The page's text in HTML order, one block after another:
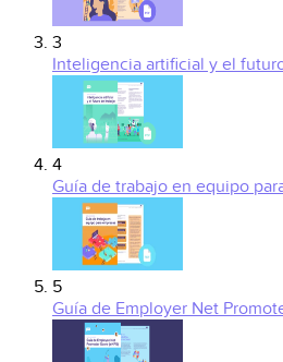
3
Inteligencia artificial y el
4
Guía de trabajo en equipo
5
Guía de Employer Net